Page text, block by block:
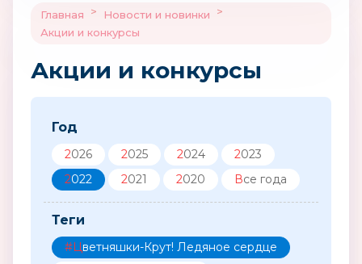
Главная > Новости и новинки
>
Акции и конкурсы
Акции и конкурсы
Год
2026 2025 2024
2023
2022
2021 2020 Все года
Теги
#Цветняшки-Крут! Ледяное сердце